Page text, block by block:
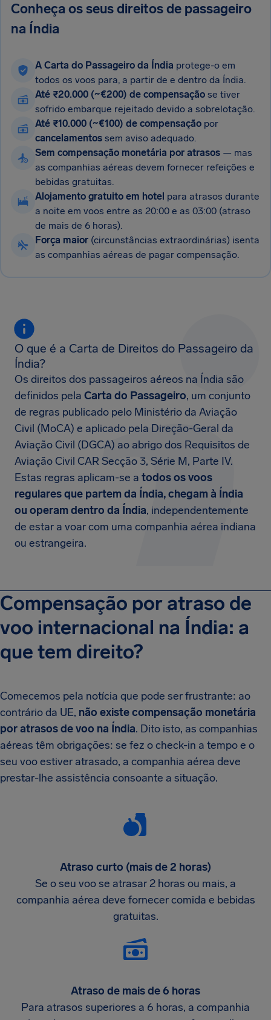
Conheça os seus direitos de passageiro
na Índia
A Carta do Passageiro da Índia protege-o em
todos os voos para, a partir de e dentro da Índia.
Até ₹20.000 (~€200) de compensação se tiver
sofrido embarque rejeitado devido a sobrelotação.
Até ₹10.000 (~€100) de compensação por
cancelamentos sem aviso adequado.
Sem compensação monetária por atrasos — mas
as companhias aéreas devem fornecer refeições e
bebidas gratuitas.
Alojamento gratuito em hotel para atrasos durante
a noite em voos entre as 20:00 e as 03:00 (atraso
de mais de 6 horas).
Força maior (circunstâncias extraordinárias) isenta
as companhias aéreas de pagar compensação.
O que é a Carta de Direitos do Passageiro da
Índia?
Os direitos dos passageiros aéreos na Índia são
definidos pela Carta do Passageiro, um conjunto
de regras publicado pelo Ministério da Aviação
Civil (MoCA) e aplicado pela Direção-Geral da
Aviação Civil (DGCA) ao abrigo dos Requisitos de
Aviação Civil CAR Secção 3, Série M, Parte IV.
Estas regras aplicam-se a todos os voos
regulares que partem da Índia, chegam à Índia
ou operam dentro da Índia, independentemente
de estar a voar com uma companhia aérea indiana
ou estrangeira.
Compensação por atraso de
voo internacional na Índia: a
que tem direito?
Comecemos pela notícia que pode ser frustrante: ao
contrário da UE, não existecompensação monetária
por atrasos de voo na Índia. Dito isto, as companhias
aéreas têm obrigações: se fez o check-in a tempo e o
seu voo estiver atrasado, a companhia aérea deve
prestar-lhe assistência consoante a situação.
Atraso curto (mais de 2 horas)
Se o seu voo se atrasar 2 horas ou mais, a
companhia aérea deve fornecer comida e bebidas
gratuitas.
Atraso de mais de 6 horas
Para atrasos superiores a 6 horas, a companhia